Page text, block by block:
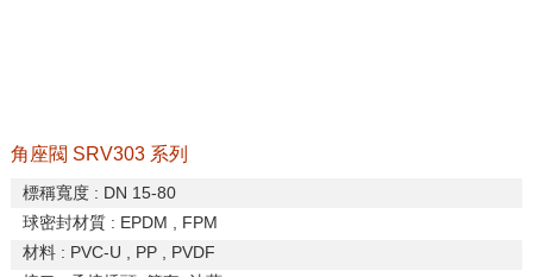
角座閥 SRV303 系列
標稱寬度: DN 15-80
球密封材質: EPDM , FPM
材料: PVC-U , PP , PVDF